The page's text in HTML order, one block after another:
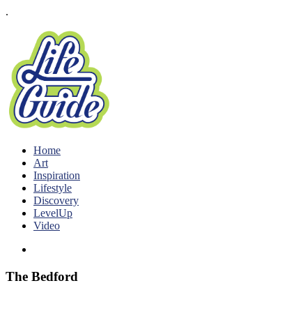
.
Home
Art
Inspiration
Lifestyle
Discovery
LevelUp
Video
The Bedford